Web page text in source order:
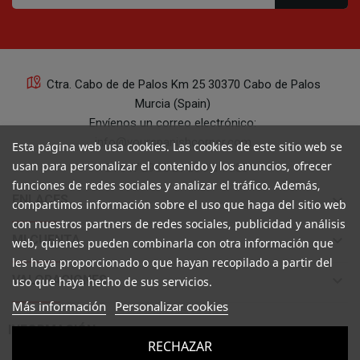
Ctra. Cabo de de Palos Km 25 30370 Cabo de Palos
Murcia (Spain)
Envíenos un correo electrónico:
info@yourspanishcorner.com
+34 647 29 98 21 de 9 a 14:30
ENLACES keyboard_arrow_down
MI CUENTA keyboard_arrow_down
VALORACIONES
INFORMACIÓN 
Esta página web usa cookies. Las cookies de este sitio web se
usan para personalizar el contenido y los anuncios, ofrecer
funciones de redes sociales y analizar el tráfico. Además,
compartimos información sobre el uso que haga del sitio web
con nuestros partners de redes sociales, publicidad y análisis
web, quienes pueden combinarla con otra información que
les haya proporcionado o que hayan recopilado a partir del
uso que haya hecho de sus servicios.
Más información Personalizar cookies
RECHAZAR